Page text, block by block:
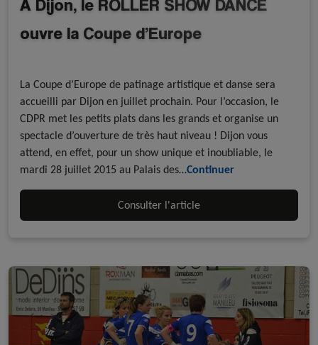
A Dijon, le ROLLER SHOW DANCE
ouvre la Coupe d’Europe
La Coupe d’Europe de patinage artistique et danse sera
accueilli par Dijon en juillet prochain. Pour l’occasion, le
CDPR met les petits plats dans les grands et organise un
spectacle d’ouverture de très haut niveau ! Dijon vous
attend, en effet, pour un show unique et inoubliable, le
mardi 28 juillet 2015 au Palais des…Continuer
Consulter l'article